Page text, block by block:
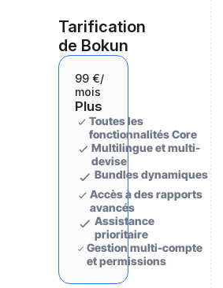
Tarification
de Bokun
99 €/
mois
Plus
Toutes les
fonctionnalités Core
Multilingue et multi-
devise
Bundles dynamiques
Accès à des rapports
avancés
Assistance
prioritaire
Gestion multi-compte
et permissions